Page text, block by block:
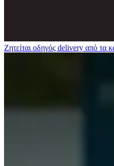
Ζητείται οδηγός delivery από τα